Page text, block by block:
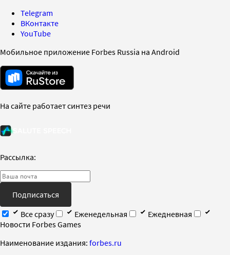
Telegram
ВКонтакте
YouTube
Мобильное приложение Forbes Russia на Android
На сайте работает синтез речи
Рассылка:
Подписаться
Все сразу
Еженедельная
Ежедневная
Новости Forbes Games
Наименование издания: forbes.ru